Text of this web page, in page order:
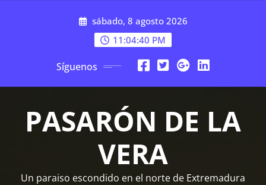
sábado, 8 agosto 2026
11:04:40 PM
Síguenos
PASARÓN DE LA
VERA
Un paraiso escondido en el norte de Extremadura